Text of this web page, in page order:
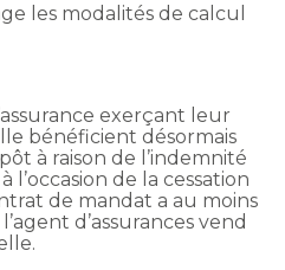
les modalités de calcul
exerçant leur
bénéficient désormais
à raison de l’indemnité
de la cessation
de mandat a au moins
d’assurances vend